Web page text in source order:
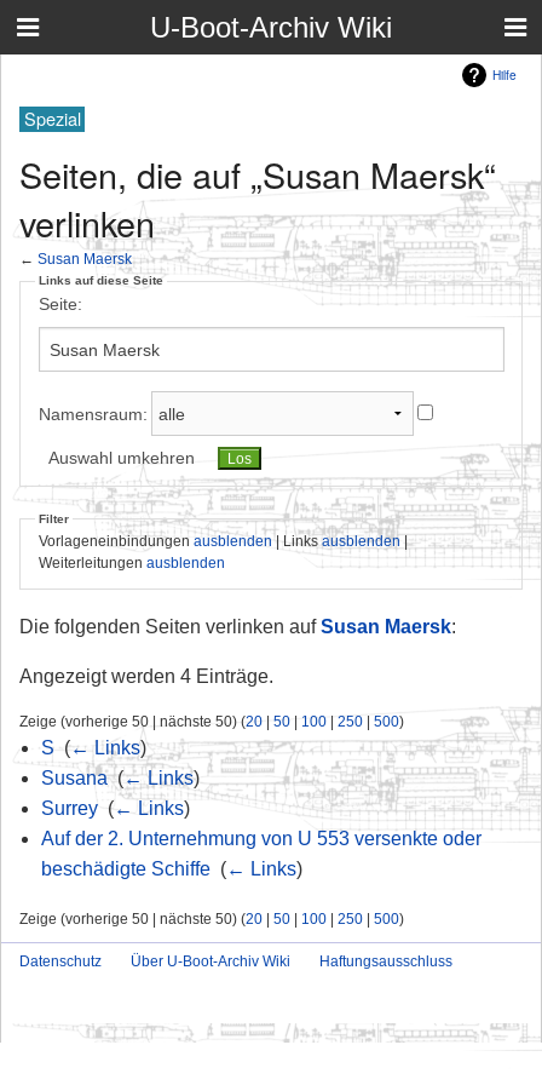
U-Boot-Archiv Wiki
Hilfe
Spezial
Seiten, die auf „Susan Maersk“
verlinken
← Susan Maersk
Links auf diese Seite
Seite:
Namensraum:
Auswahl umkehren
Filter
Vorlageneinbindungen ausblenden| Linksausblenden|
Weiterleitungen ausblenden
Die folgenden Seiten verlinken aufSusan Maersk:
Angezeigt werden 4 Einträge.
Zeige (vorherige 50 | nächste 50) (20 | 50 | 100 | 250 | 500)
S (← Links)
Susana‎(← Links)
Surrey‎ (← Links)
Auf der 2. Unternehmung von U 553 versenkte oder
beschädigte Schiffe‎ (← Links)
Zeige (vorherige 50 | nächste 50) (20 | 50 | 100 | 250 | 500)
Datenschutz Über U-Boot-Archiv Wiki Haftungsausschluss